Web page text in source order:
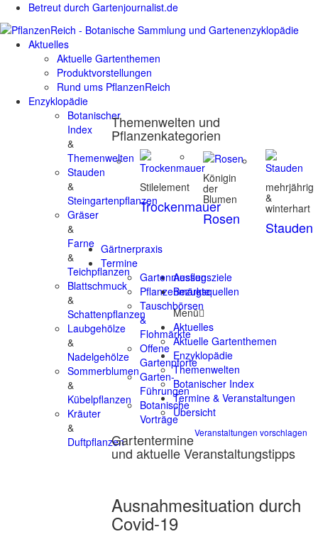
Betreut durch Gartenjournalist.de
Aktuelles
Aktuelle Gartenthemen
Produktvorstellungen
Rund ums PflanzenReich
Enzyklopädie
Botanischer
Index
&
Themenwelten
Stauden
&
Steingartenpflanzen
Gräser
&
Farne
&
Teichpflanzen
Blattschmuck
&
Schattenpflanzen
Laubgehölze
&
Nadelgehölze
Sommerblumen
&
Kübelpflanzen
Kräuter
&
Duftpflanzen
Themenwelten und
Pflanzenkategorien
Stilelement
Trockenmauer
Königin
der
Blumen
Rosen
mehrjährig
&
winterhart
Stauden
Gärtnerpraxis
Termine
Gartenmessen
Pflanzenmärkte
Tauschbörsen
&
Flohmärkte
Offene
Gartenpforte
Garten-
Führungen
Botanische
Vorträge
Veranstaltungen vorschlagen
Gartentermine
und aktuelle Veranstaltungstipps
Ausnahmesituation durch
Covid-19
Ausflugsziele
Bezugsquellen
Menü
Aktuelles
Aktuelle Gartenthemen
Enzyklopädie
Themenwelten
Botanischer Index
Termine & Veranstaltungen
Übersicht